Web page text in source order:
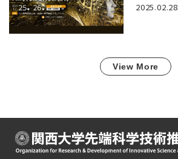
2025.02.28
View More